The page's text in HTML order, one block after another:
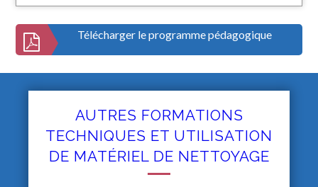
Télécharger le programme pédagogique
AUTRES FORMATIONS
TECHNIQUES ET UTILISATION
DE MATÉRIEL DE NETTOYAGE